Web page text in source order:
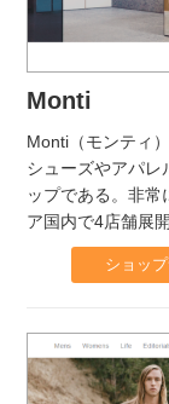
Monti
Monti（モンティ
シューズやアパレ
ップである。非常
ア国内で4店舗展
ショッ